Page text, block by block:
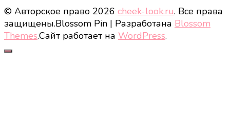
© Авторское право 2026 cheek-look.ru. Все права
защищены.Blossom Pin | Разработана Blossom
Themes.Сайт работает на WordPress.